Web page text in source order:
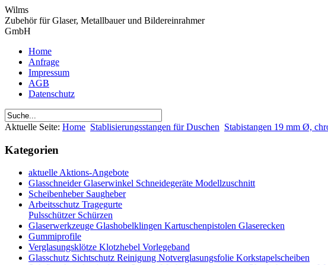
Wilms
Zubehör für Glaser, Metallbauer und Bildereinrahmer
GmbH
Home
Anfrage
Impressum
AGB
Datenschutz
Aktuelle Seite: Home Stablisierungsstangen für Duschen Stabistangen 19 mm Ø,
Kategorien
aktuelle Aktions-Angebote
Glasschneider Glaserwinkel Schneidegeräte Modellzuschnitt
Scheibenheber Saugheber
Arbeitsschutz Tragegurte
Pulsschützer Schürzen
Glaserwerkzeuge Glashobelklingen Kartuschenpistolen Glaserecken
Gummiprofile
Verglasungsklötze Klotzhebel Vorlegeband
Glasschutz Sichtschutz Reinigung Notverglasungsfolie Korkstapelscheiben